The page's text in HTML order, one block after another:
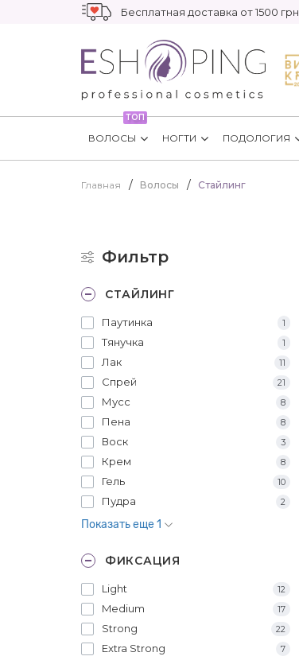
Бесплатная доставка от 1500 грн
ТОП
ВОЛОСЫ НОГТИ ПОДОЛОГИЯ
Главная Волосы Стайлинг
Фильтр
СТАЙЛИНГ
Паутинка 1
Тянучка 1
Лак 11
Спрей 21
Мусс 8
Пена 8
Воск 3
Крем 8
Гель 10
Пудра 2
Показать еще 1
ФИКСАЦИЯ
Light 12
Medium 17
Strong 22
Extra Strong 7